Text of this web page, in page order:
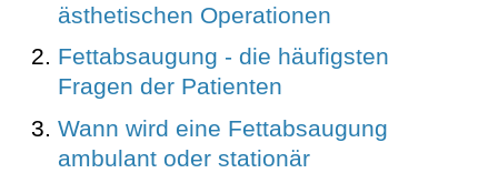
ästhetischen Operationen
Fettabsaugung - die häufigsten
Fragen der Patienten
Wann wird eine Fettabsaugung
ambulant oder stationär